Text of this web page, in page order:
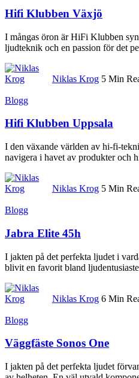
Hifi Klubben Växjö
I mångas öron är HiFi Klubben
ljudteknik och en passion för det
Niklas Krog 5 Min
Blogg
Hifi Klubben Uppsala
I den växande världen av hi-fi-
navigera i havet av produkter och
Niklas Krog 5 Min
Blogg
Jabra Elite 45h
I jakten på det perfekta ljudet i
blivit en favorit bland
Niklas Krog 6 Min
Blogg
Väggfäste Sonos One
I jakten på det perfekta ljudet